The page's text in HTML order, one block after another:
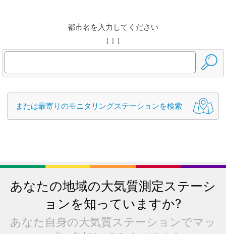
都市名を入力してください
↓ ↓ ↓
または最寄りのモニタリングステーションを検索
あなたの地域の大気質測定ステーシ
ョンを知っていますか?
あなた自身の大気質ステーションでマッ